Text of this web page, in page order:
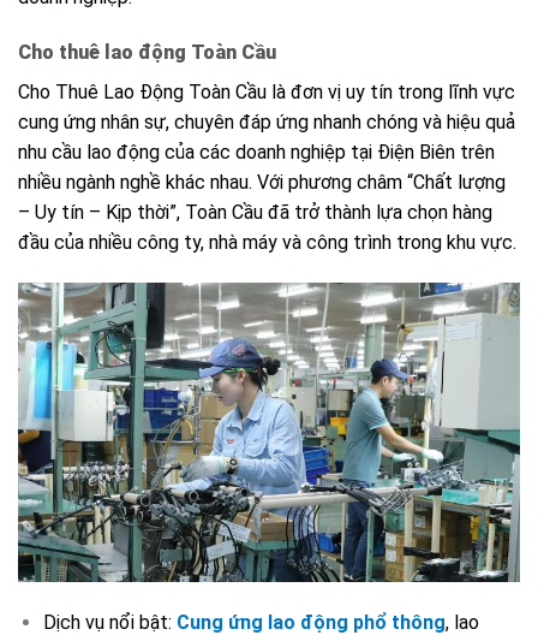
Cho thuê lao động Toàn Cầu
Cho Thuê Lao Động Toàn Cầu là đơn vị uy tín trong lĩnh vực
cung ứng nhân sự, chuyên đáp ứng nhanh chóng và hiệu quả
nhu cầu lao động của các doanh nghiệp tại Điện Biên trên
nhiều ngành nghề khác nhau. Với phương châm “Chất lượng
– Uy tín – Kịp thời”, Toàn Cầu đã trở thành lựa chọn hàng
đầu của nhiều công ty, nhà máy và công trình trong khu vực.
Dịch vụ nổi bật: Cung ứng lao động phổ thông, lao